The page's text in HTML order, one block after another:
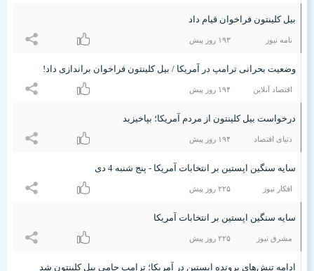
بیل کلینتون فراخوان قیام داد
نامه نیوز ۱٩٣ روز پیش
وضعیت بحرانی ترامپ در آمریکا / بیل کلینتون فراخوان براندازی داد!
اقتصاد آنلاین ۱٩۴ روز پیش
درخواست بیل کلینتون از مردم آمریکا؛ بپاخیزید
دنیای اقتصاد ۱٩۴ روز پیش
سایه سنگین اپستین بر انتخابات آمریکا - پنج شنبه 4 دی
افکار نیوز ۲۲۵ روز پیش
سایه سنگین اپستین بر انتخابات آمریکا
مشرق نیوز ۲۲۵ روز پیش
ادامه تنش‌های پرونده اپستین در آمریکا؛ ترامپ حامی بیل کلینتون شد